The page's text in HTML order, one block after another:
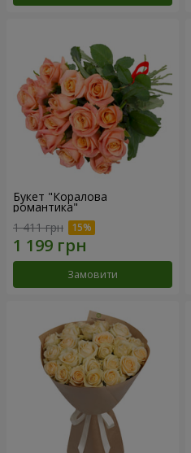
Букет "Коралова
романтика"
1 411 грн
Замовити